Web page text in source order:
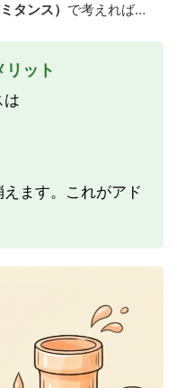
タンス） で考えれば…
リット
は
ます。これがアド